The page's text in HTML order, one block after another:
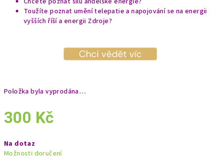
Toužíte poznat umění telepatie a napojování se na energii
vyšších říší a energii Zdroje?
Položka byla vyprodána…
300 Kč
cena:
Na dotaz
Možnosti doručení